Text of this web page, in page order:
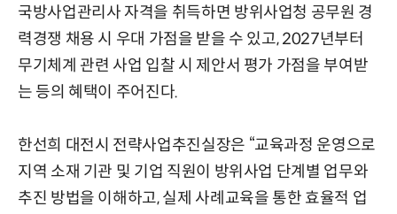
국방사업관리사 자격을 취득하면 방위사업청 공무원 경
력경쟁 채용 시 우대 가점을 받을 수 있고, 2027년부터
무기체계 관련 사업 입찰 시 제안서 평가 가점을 부여받
는 등의 혜택이 주어진다.
한선희 대전시 전략사업추진실장은 “교육과정 운영으로
지역 소재 기관 및 기업 직원이 방위사업 단계별 업무와
추진 방법을 이해하고, 실제 사례교육을 통한 효율적 업